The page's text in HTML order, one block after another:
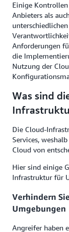
Einige
Anbieters als
Anforderungen
die
Nutzung der
Was sind
Die Cloud-
Services,
Cloud von
Hier sind einige
Infrastruktur für
Verhindern
Umgebungen
Angreifer haben